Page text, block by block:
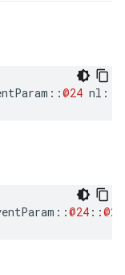
::@24 nl ::
::@24 ::@27